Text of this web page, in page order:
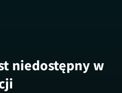
niedostępny w